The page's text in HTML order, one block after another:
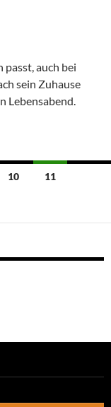
passt, auch bei
sein Zuhause
Lebensabend.
10 11